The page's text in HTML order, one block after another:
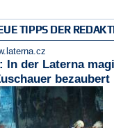
TIPPS DER
In der Laterna
bezaubert